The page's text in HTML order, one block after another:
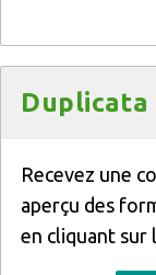
Duplicata
Recevez une
aperçu des
en cliquant sur